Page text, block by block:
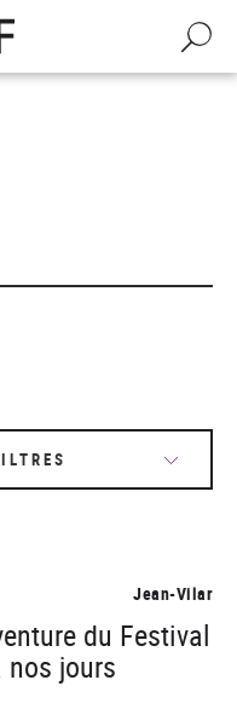
Recherche
Jean-Vilar
du Festival
nos jours